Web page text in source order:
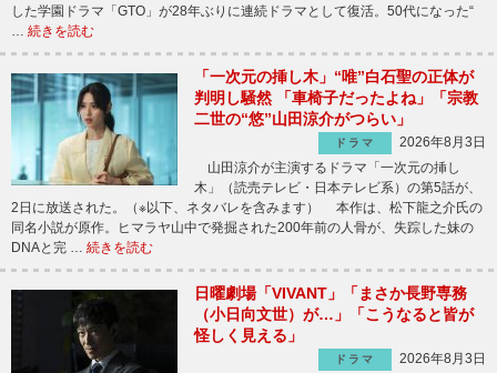
した学園ドラマ「GTO」が28年ぶりに連続ドラマとして復活。50代になった“
… 続きを読む
「一次元の挿し木」“唯”白石聖の正体が
判明し騒然 「車椅子だったよね」「宗教
二世の“悠”山田涼介がつらい」
ドラマ
2026年8月3日
山田涼介が主演するドラマ「一次元の挿し
木」（読売テレビ・日本テレビ系）の第5話が、
2日に放送された。（※以下、ネタバレを含みます） 本作は、松下龍之介氏の
同名小説が原作。ヒマラヤ山中で発掘された200年前の人骨が、失踪した妹の
DNAと完 … 続きを読む
日曜劇場「VIVANT」「まさか長野専務
（小日向文世）が…」「こうなると皆が
怪しく見える」
ドラマ
2026年8月3日